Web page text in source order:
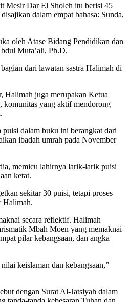
Mesir Dar El Sholeh itu berisi 45
dalam empat bahasa: Sunda,
oleh Atase Bidang Pendidikan dan
Muta’ali, Ph.D.
dari lawatan sastra Halimah di
Halimah juga merupakan Ketua
komunitas yang aktif mendorong
dalam buku ini berangkat dari
ibadah umrah pada November
memicu lahirnya larik-larik puisi
ketat.
sekitar 30 puisi, tetapi proses
Halimah.
secara reflektif. Halimah
Mbah Moen yang memaknai
pilar kebangsaan, dan angka
keislaman dan kebangsaan,”
dengan Surat Al-Jatsiyah dalam